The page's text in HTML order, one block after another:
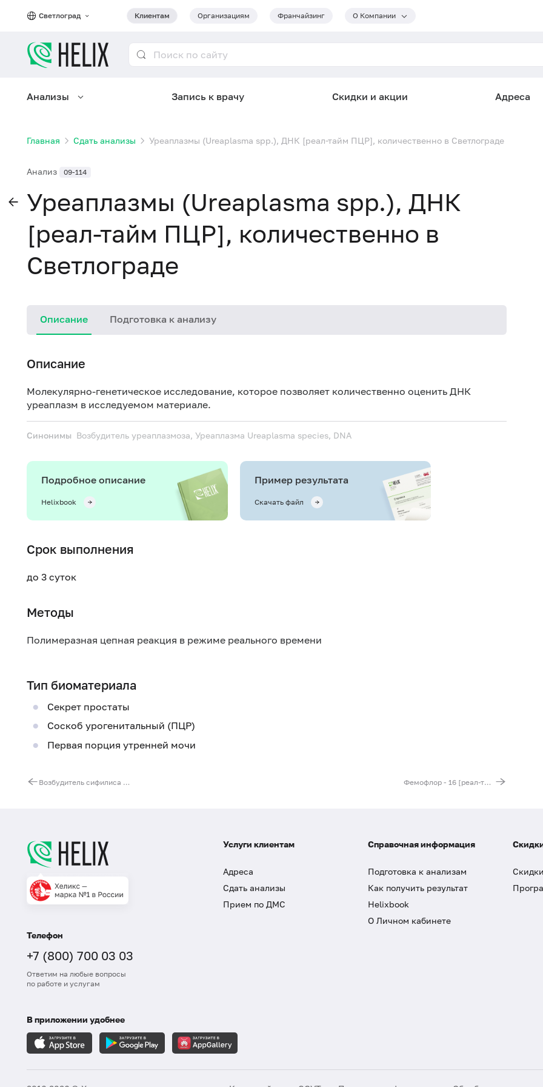
Светлоград Клиентам Организациям Франчайзинг О Компании
Анализы Запись к врачу Скидки и акции Адреса
Главная Сдать анализы Уреаплазмы (Ureaplasma spp.), ДНК [реал-тайм ПЦР], количественно в Светлограде
Анализ 09-114
Уреаплазмы (Ureaplasma spp.), ДНК
[реал-тайм ПЦР], количественно в
Светлограде
Описание Подготовка к анализу
Описание
Молекулярно-генетическое исследование, которое позволяет количественно оценить ДНК
уреаплазм в исследуемом материале.
Синонимы Возбудитель уреаплазмоза, Уреаплазма Ureaplasma species, DNA
Подробное описание
Helixbook
Пример результата
Скачать файл
Срок выполнения
до 3 суток
Методы
Полимеразная цепная реакция в режиме реального времени
Тип биоматериала
Секрет простаты
Соскоб урогенитальный (ПЦР)
Первая порция утренней мочи
Возбудитель сифилиса (Treponema pallidum), ДНК [реал-тайм ПЦР] Фемофлор - 16 [реал-тайм ПЦР]
Телефон
+7 (800) 700 03 03
Ответим на любые вопросы
по работе и услугам
Услуги клиентам
Адреса
Сдать анализы
Прием по ДМС
Справочная информация
Подготовка к анализам
Как получить результат
Helixbook
О Личном кабинете
В приложении удобнее